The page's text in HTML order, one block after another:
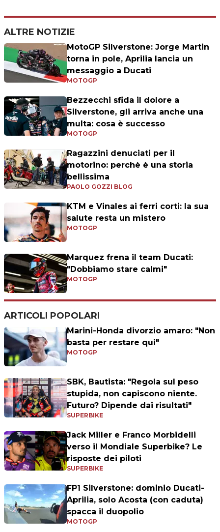
ALTRE NOTIZIE
MotoGP Silverstone: Jorge Martin
torna in pole, Aprilia lancia un
messaggio a Ducati
MOTOGP
Bezzecchi sfida il dolore a
Silverstone, gli arriva anche una
multa: cosa è successo
MOTOGP
Ragazzini denuciati per il
motorino: perchè è una storia
bellissima
PAOLO GOZZI BLOG
KTM e Vinales ai ferri corti: la sua
salute resta un mistero
MOTOGP
Marquez frena il team Ducati:
"Dobbiamo stare calmi"
MOTOGP
ARTICOLI POPOLARI
Marini-Honda divorzio amaro: "Non
basta per restare qui"
MOTOGP
SBK, Bautista: "Regola sul peso
stupida, non capiscono niente.
Futuro? Dipende dai risultati"
SUPERBIKE
Jack Miller e Franco Morbidelli
verso il Mondiale Superbike? Le
risposte dei piloti
SUPERBIKE
FP1 Silverstone: dominio Ducati-
Aprilia, solo Acosta (con caduta)
spacca il duopolio
MOTOGP